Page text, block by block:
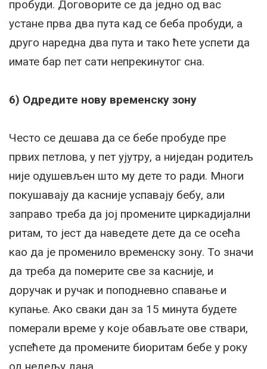
пробуди. Договорите се да једно од вас
устане прва два пута кад се беба пробуди, а
друго наредна два пута и тако ћете успети да
имате бар пет сати непрекинутог сна.
6) Одредите нову временску зону
Често се дешава да се бебе пробуде пре
првих петлова, у пет ујутру, а ниједан родитељ
није одушевљен што му дете то ради. Многи
покушавају да касније успавају бебу, али
заправо треба да јој промените циркадијални
ритам, то јест да наведете дете да се осећа
као да је променило временску зону. То значи
да треба да померите све за касније, и
доручак и ручак и поподневно спавање и
купање. Ако сваки дан за 15 минута будете
померали време у које обављате ове ствари,
успећете да промените биоритам бебе у року
од недељу дана.